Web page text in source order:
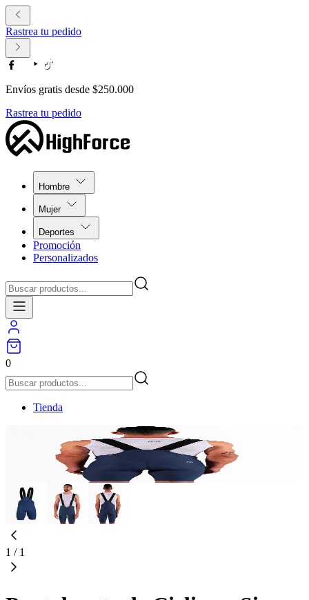
Rastrea tu pedido
Envíos gratis desde $250.000
Rastrea tu pedido
Hombre
Mujer
Deportes
Promoción
Personalizados
0
Tienda
1 / 1